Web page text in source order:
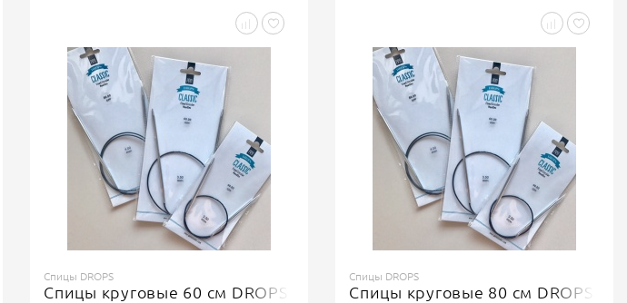
Спицы DROPS
Спицы круговые 60 см DROPS
Спицы DROPS
Спицы круговые 80 см DROPS